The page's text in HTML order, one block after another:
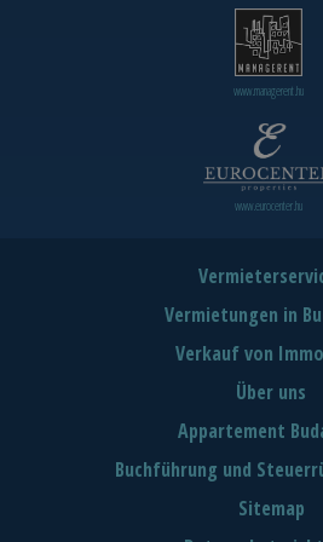
www.managerent.hu
www.eurocenter.hu
Vermietungen in
Verkauf von
Über uns
Appartement
Buchführung und
Sitemap